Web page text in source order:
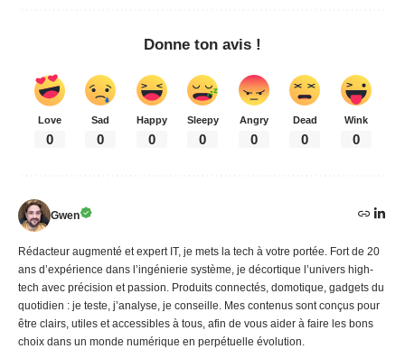
Donne ton avis !
Love
0
Sad
0
Happy
0
Sleepy
0
Angry
0
Dead
0
Wink
0
Gwen
Rédacteur augmenté et expert IT, je mets la tech à votre portée. Fort de 20
ans d’expérience dans l’ingénierie système, je décortique l’univers high-
tech avec précision et passion. Produits connectés, domotique, gadgets du
quotidien : je teste, j’analyse, je conseille. Mes contenus sont conçus pour
être clairs, utiles et accessibles à tous, afin de vous aider à faire les bons
choix dans un monde numérique en perpétuelle évolution.